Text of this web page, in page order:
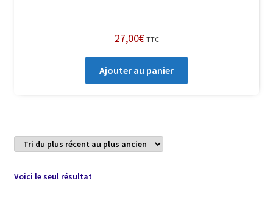
27,00€ TTC
Ajouter au panier
Voici le seul résultat